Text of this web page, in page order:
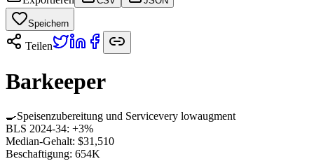
Speichern
Teilen
Barkeeper
🍳Speisenzubereitung und Servicevery lowaugment
BLS 2024-34: +3%
Median-Gehalt: $31,510
Beschaftigung: 654K